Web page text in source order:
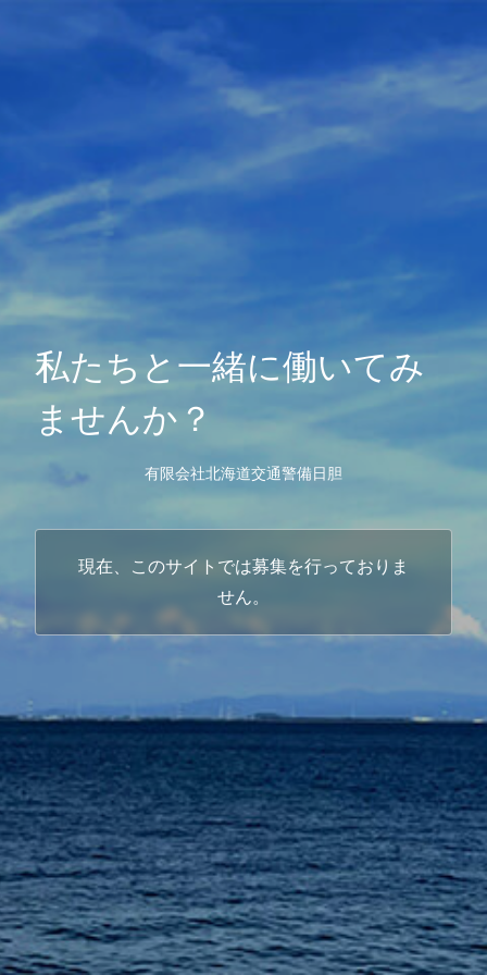
私たちと一緒に働いてみ
ませんか？
有限会社北海道交通警備日胆
現在、このサイトでは募集を行っておりま
せん。